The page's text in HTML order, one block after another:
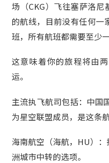
场（CKG）飞往塞萨洛尼
的航线，目前没有任何一
班，所有航班都需要至少
这意味着你的旅程将由
运。
主流执飞航司包括：中国
为星空联盟成员，是这条
海南航空（海航，HU）
洲城市中转的选项。